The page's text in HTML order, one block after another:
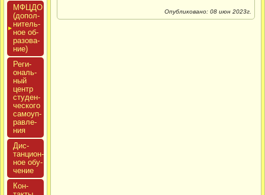
МФЦДО
(до­пол­
ни­тель­
ное об­
ра­зова­
ние)
Реги­
ональ­
ный
центр
сту­ден­
ческо­го
са­мо­уп­
равле­
ния
Дис­
танци­он­
ное обу­
чение
Кон­
Опубликовано: 08 июн 2023г.